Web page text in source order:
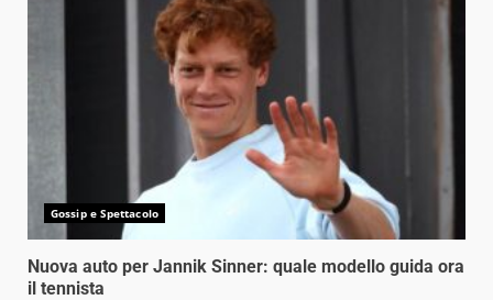
Gossip e Spettacolo
Nuova auto per Jannik Sinner: quale modello guida ora
il tennista